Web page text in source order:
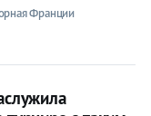
Франции